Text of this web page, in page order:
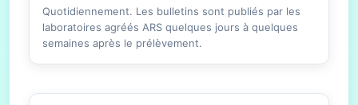
Quotidiennement. Les bulletins sont publiés par les
laboratoires agréés ARS quelques jours à quelques
semaines après le prélèvement.